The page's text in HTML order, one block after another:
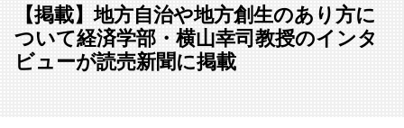
【掲載】地方自治や地方創生のあり方に
ついて経済学部・横山幸司教授のインタ
ビューが読売新聞に掲載